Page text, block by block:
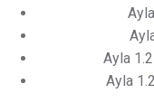
Ayla
Ayla